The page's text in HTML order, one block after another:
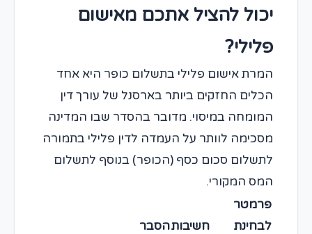
יכול להציל אתכם מאישום
פלילי?
המרת אישום פלילי בתשלום כופר היא אחד
הכלים החזקים ביותר בארסנל של עורך דין
המומחה במיסוי. מדובר בהסדר שבו המדינה
מסכימה לוותר על העמדה לדין פלילי בתמורה
לתשלום סכום כסף (הכופר) בנוסף לתשלום
המס המקורי.
פרמטר
לבחינת
חשיבותהסבר